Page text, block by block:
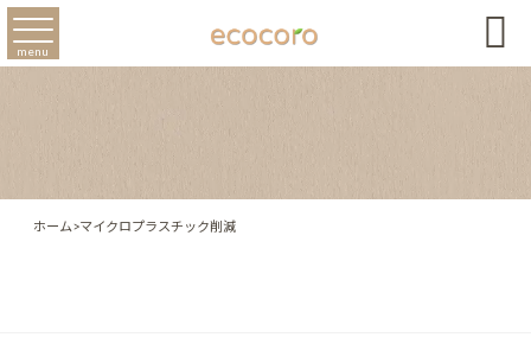
menu 
ホーム>マイクロプラスチック削減